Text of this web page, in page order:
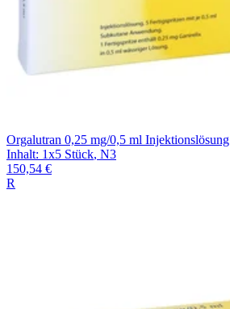
Orgalutran 0,25 mg/0,5 ml Injektionslösung
Inhalt: 1x5 Stück, N3
150,54 €
R